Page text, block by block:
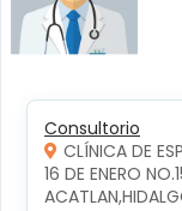
Consultorio
CLÍNICA DE
16 DE ENERO